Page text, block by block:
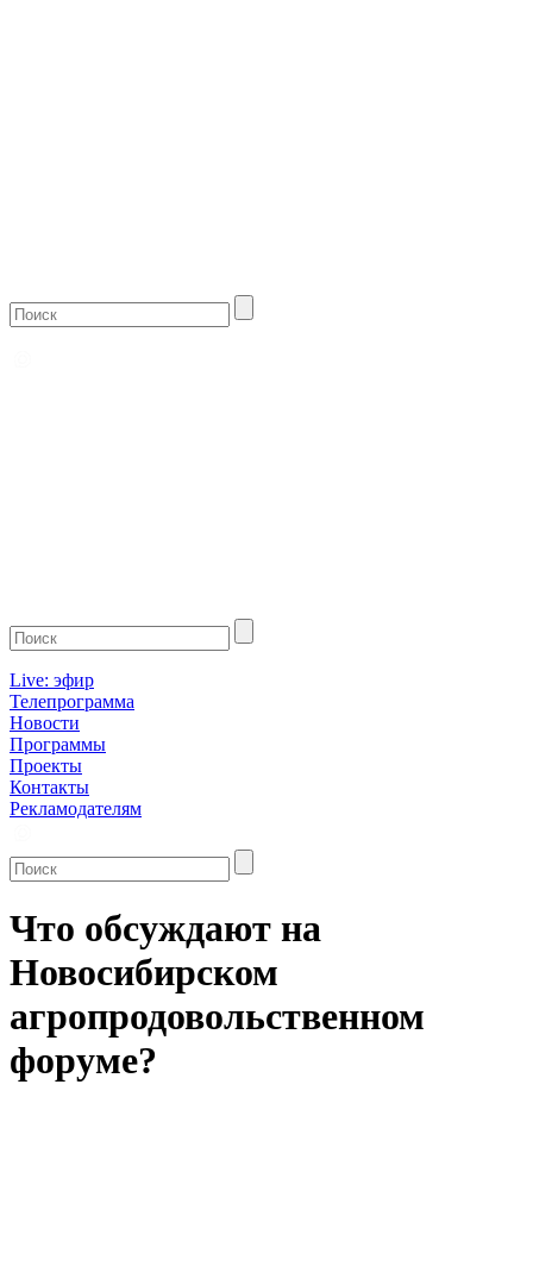
Live: эфир
Телепрограмма
Новости
Программы
Проекты
Контакты
Рекламодателям
Что обсуждают на
Новосибирском
агропродовольственном
форуме?